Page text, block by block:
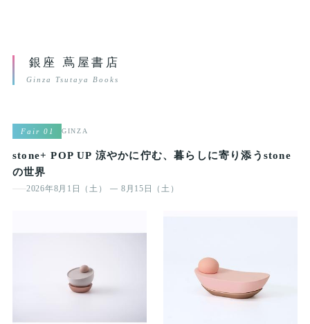
銀座 蔦屋書店
Ginza Tsutaya Books
Fair 01 GINZA
stone+ POP UP 涼やかに佇む、暮らしに寄り添うstone
の世界
2026年8月1日（土） — 8月15日（土）